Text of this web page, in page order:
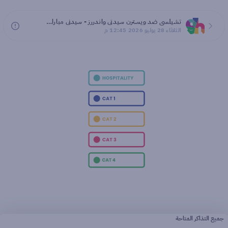
تشيلسي ضد ويسترن سيدني واندررز - سيدني مباراة ودية 2026
الثلاثاء 28 يوليو 2026 12:45 م
جميع التذاكر المتاحة